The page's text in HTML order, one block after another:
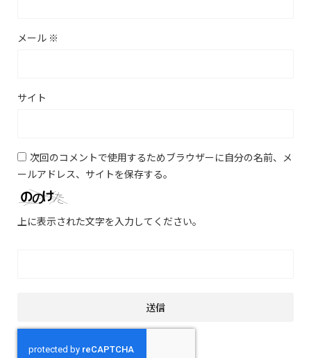
メール ※
サイト
次回のコメントで使用するためブラウザーに自分の名前、メ
ールアドレス、サイトを保存する。
上に表示された文字を入力してください。